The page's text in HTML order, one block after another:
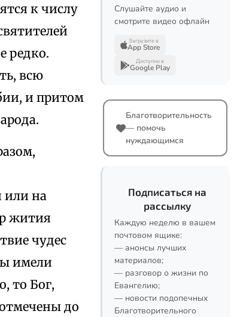
к числу
редко.
всю
и притом
или на
жития
чудес
имели
то Бог,
до
Слушайте аудио и
смотрите видео офлайн
Загрузите в
App Store
Доступно в
Google Play
Благотворительность
— помочь
нуждающимся
Подписаться на
рассылку
Каждую неделю в вашем
почтовом ящике:
— анонсы лучших
материалов;
— разговор о жизни по
Евангелию;
— новости подопечных
Благотворительного